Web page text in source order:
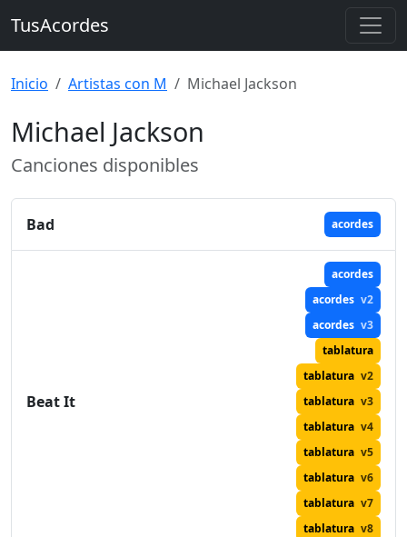
TusAcordes
Inicio Artistas con M Michael Jackson
Michael Jackson
Canciones disponibles
Bad acordes
Beat It
acordes
acordes v2
acordes v3
tablatura
tablatura v2
tablatura v3
tablatura v4
tablatura v5
tablatura v6
tablatura v7
tablatura v8